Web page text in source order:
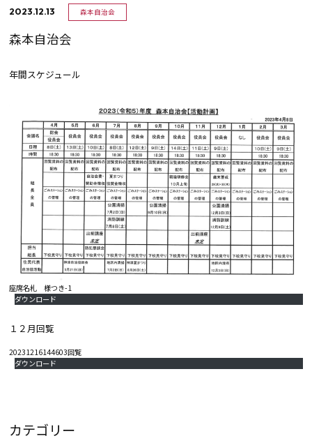
2023.12.13 森本自治会
森本自治会
年間スケジュール
座席名札 様つき-1
ダウンロード
１２月回覧
20231216144603回覧
ダウンロード
カテゴリー